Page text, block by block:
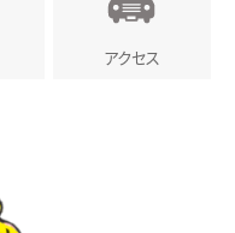
アクセス